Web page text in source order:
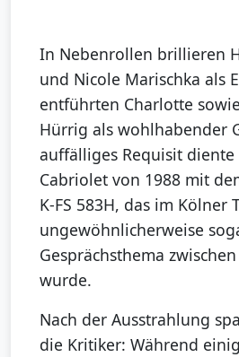
In Nebenrollen brillieren
und Nicole Marischka als
entführten Charlotte
Hürrig als wohlhabender
auffälliges Requisit diente
Cabriolet von 1988 mit
K-FS 583H, das im Kölner
ungewöhnlicherweise
Gesprächsthema
wurde.
Nach der Ausstrahlung
die Kritiker: Während